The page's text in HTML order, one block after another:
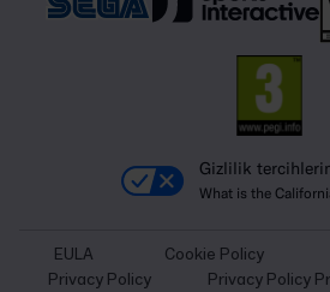
Gizlilik
What is the
EULA Cookie Policy
Privacy Policy
Privacy Policy